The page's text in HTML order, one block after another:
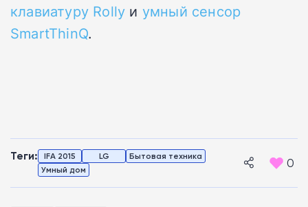
клавиатуру Rolly и умный сенсор
SmartThinQ.
Теги: IFA 2015 LG
Бытовая техника
Умный дом
0